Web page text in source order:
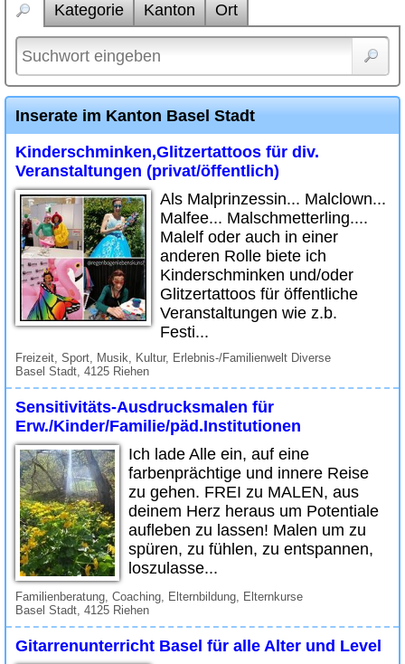
Kategorie Kanton Ort
Inserate im Kanton Basel Stadt
Kinderschminken,Glitzertattoos für div.
Veranstaltungen (privat/öffentlich)
Als Malprinzessin... Malclown...
Malfee... Malschmetterling....
Malelf oder auch in einer
anderen Rolle biete ich
Kinderschminken und/oder
Glitzertattoos für öffentliche
Veranstaltungen wie z.b.
Festi...
Freizeit, Sport, Musik, Kultur, Erlebnis-/Familienwelt Diverse
Basel Stadt, 4125 Riehen
Sensitivitäts-Ausdrucksmalen für
Erw./Kinder/Familie/päd.Institutionen
Ich lade Alle ein, auf eine
farbenprächtige und innere Reise
zu gehen. FREI zu MALEN, aus
deinem Herz heraus um Potentiale
aufleben zu lassen! Malen um zu
spüren, zu fühlen, zu entspannen,
loszulasse...
Familienberatung, Coaching, Elternbildung, Elternkurse
Basel Stadt, 4125 Riehen
Gitarrenunterricht Basel für alle Alter und Level